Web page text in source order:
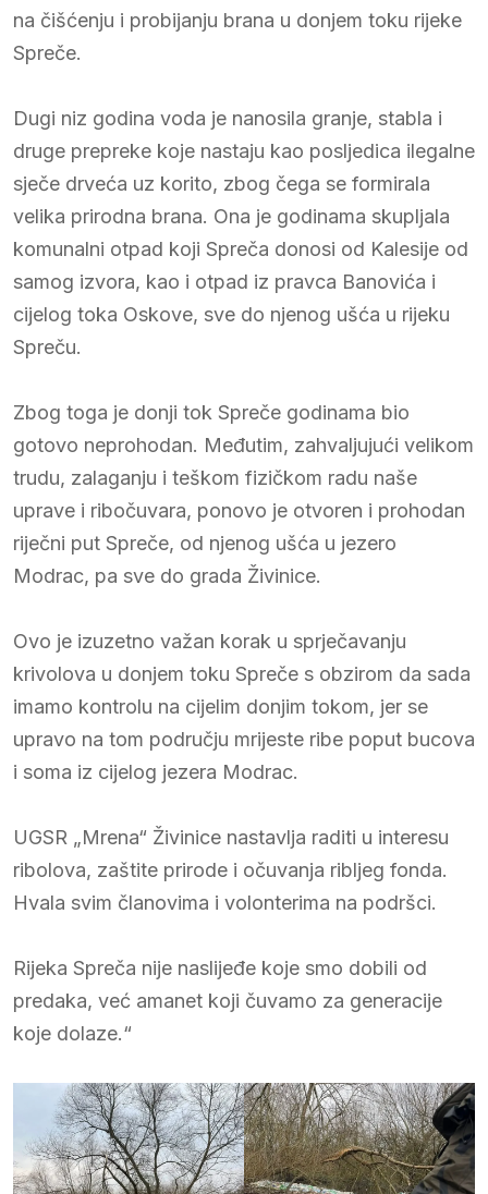
na čišćenju i probijanju brana u donjem toku rijeke
Spreče.
Dugi niz godina voda je nanosila granje, stabla i
druge prepreke koje nastaju kao posljedica ilegalne
sječe drveća uz korito, zbog čega se formirala
velika prirodna brana. Ona je godinama skupljala
komunalni otpad koji Spreča donosi od Kalesije od
samog izvora, kao i otpad iz pravca Banovića i
cijelog toka Oskove, sve do njenog ušća u rijeku
Spreču.
Zbog toga je donji tok Spreče godinama bio
gotovo neprohodan. Međutim, zahvaljujući velikom
trudu, zalaganju i teškom fizičkom radu naše
uprave i ribočuvara, ponovo je otvoren i prohodan
riječni put Spreče, od njenog ušća u jezero
Modrac, pa sve do grada Živinice.
Ovo je izuzetno važan korak u sprječavanju
krivolova u donjem toku Spreče s obzirom da sada
imamo kontrolu na cijelim donjim tokom, jer se
upravo na tom području mrijeste ribe poput bucovа
i soma iz cijelog jezera Modrac.
UGSR „Mrena“ Živinice nastavlja raditi u interesu
ribolova, zaštite prirode i očuvanja ribljeg fonda.
Hvala svim članovima i volonterima na podršci.
Rijeka Spreča nije naslijeđe koje smo dobili od
predaka, već amanet koji čuvamo za generacije
koje dolaze.“